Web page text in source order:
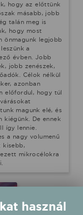
hogy az előttünk
másabb, jobb
talán meg is
hogy most
önmagunk legjobb
a
évben. Jobb
jobb zenészek,
Célok nélkül
azonban
előfordul, hogy túl
magunk elé, és
kiégünk. De ennek
így lennie.
a nagy volumenű
kisebb,
mikrocélokra
használ